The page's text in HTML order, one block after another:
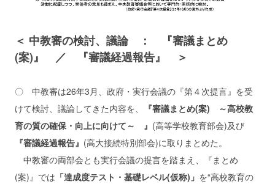
＜ 中教審の検討、議論 ： 『審議まとめ
(案)』 ／ 『審議経過報告』 ＞
〇 中教審は26年3月、政府・実行会議の『第４次提言』を受
けて検討、議論してきた内容を、
『審議まとめ(案) ～高校教
育の質の確保・向上に向けて～ 』 (高等学校教育部会)及び
『審議経過報告』 (高大接続特別部会)に取りまとめた。
中教審の両部会とも実行会議の提言を踏まえ、『まとめ
(案)』では 「達成度テスト・基礎レベル(仮称)」 を“高校教育の